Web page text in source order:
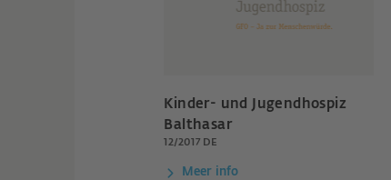
Kinder- und Jugendhospiz
Balthasar
12/2017 DE
Meer info